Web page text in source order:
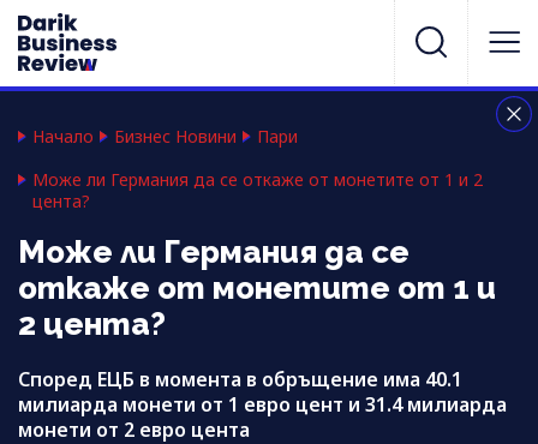
Начало Бизнес Новини
Пари
Може ли Германия да се откаже от монетите от 1 и 2
цента?
Може ли Германия да се
откаже от монетите от 1 и
2 цента?
Според ЕЦБ в момента в обръщение има 40.1
милиарда монети от 1 евро цент и 31.4 милиарда
монети от 2 евро цента